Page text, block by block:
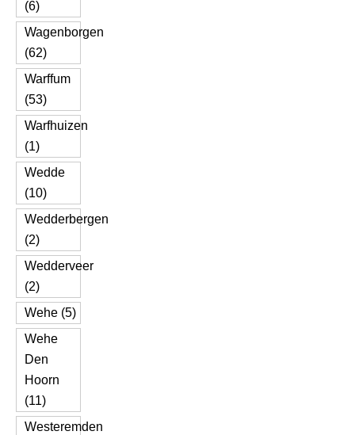
(6)
Wagenborgen
(62)
Warffum
(53)
Warfhuizen
(1)
Wedde
(10)
Wedderbergen
(2)
Wedderveer
(2)
Wehe (5)
Wehe
Den
Hoorn
(11)
Westeremden